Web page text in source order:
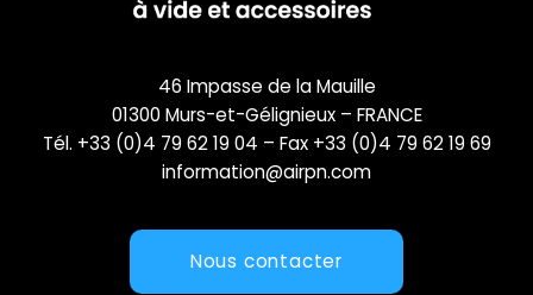
46 Impasse de la Mauille
01300 Murs-et-Gélignieux – FRANCE
Tél. +33 (0)4 79 62 19 04 – Fax +33 (0)4 79 62 19 69
information@airpn.com
Nous contacter